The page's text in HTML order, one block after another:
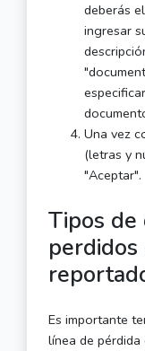
deberás
ingresar
Una vez
(letras y
"Aceptar".
Tipos de
Es importante
línea de